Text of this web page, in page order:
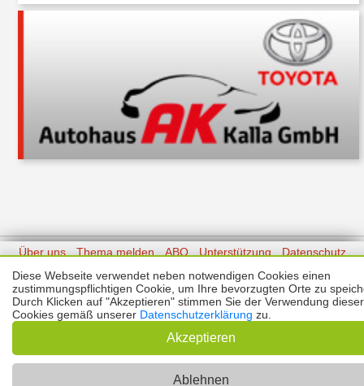
Kontakt
Über uns Thema melden ABO Unterstützung
Datenschutz
Impressum
🌙 Dark Mode
Copyright © 2026 |Prinzmediaconcept.de
Diese Webseite verwendet neben notwendigen Cookies einen
zustimmungspflichtigen Cookie, um Ihre bevorzugten Orte zu
Durch Klicken auf "Akzeptieren" stimmen Sie der Verwendung dieser
Cookies gemäß unserer Datenschutzerklärung zu.
Akzeptieren
Ablehnen